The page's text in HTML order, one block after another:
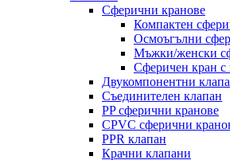
Сферични кранове
Компактен
Осмоъгълни
Мъжки/женски
Сферичен кран с
Двукомпонентни
Съединителен клапан
PP сферични кранове
CPVC сферични
PPR клапан
Крачни клапани